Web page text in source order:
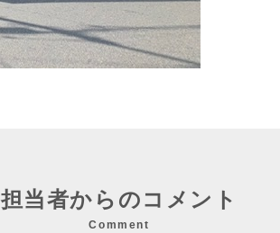
担当者からのコメント
Comment